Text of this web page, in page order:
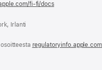
fi-fi/docs(avautuu
Irlanti